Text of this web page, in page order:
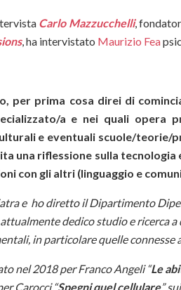
Carlo Mazzucchelli,
, ha intervistato Maurizio Fea
per prima cosa direi di
a e nei quali opera
e eventuali scuole/teorie/
una riflessione sulla
con gli altri (linguaggio e
e ho diretto il Dipartimento
attualmente dedico studio e ricerca
in particolare quelle connesse
nel 2018 per Franco Angeli “Le
Carocci “Spegni quel cellulare”